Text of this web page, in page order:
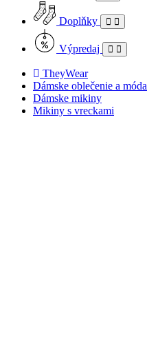
Doplňky
Výpredaj
TheyWear
Dámske oblečenie a móda
Dámske mikiny
Mikiny s vreckami